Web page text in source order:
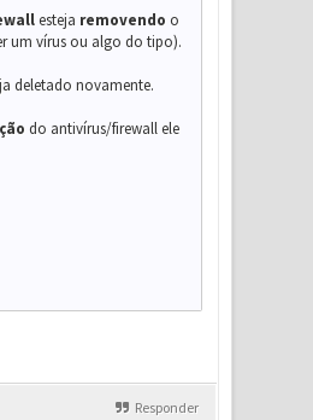
esteja removendo o
um vírus ou algo do tipo).
deletado novamente.
do antivírus/firewall ele
Responder